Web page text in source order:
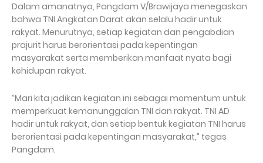
Dalam amanatnya, Pangdam V/Brawijaya menegaskan
bahwa TNI Angkatan Darat akan selalu hadir untuk
rakyat. Menurutnya, setiap kegiatan dan pengabdian
prajurit harus berorientasi pada kepentingan
masyarakat serta memberikan manfaat nyata bagi
kehidupan rakyat.
“Mari kita jadikan kegiatan ini sebagai momentum untuk
memperkuat kemanunggalan TNI dan rakyat. TNI AD
hadir untuk rakyat, dan setiap bentuk kegiatan TNI harus
berorientasi pada kepentingan masyarakat,” tegas
Pangdam.